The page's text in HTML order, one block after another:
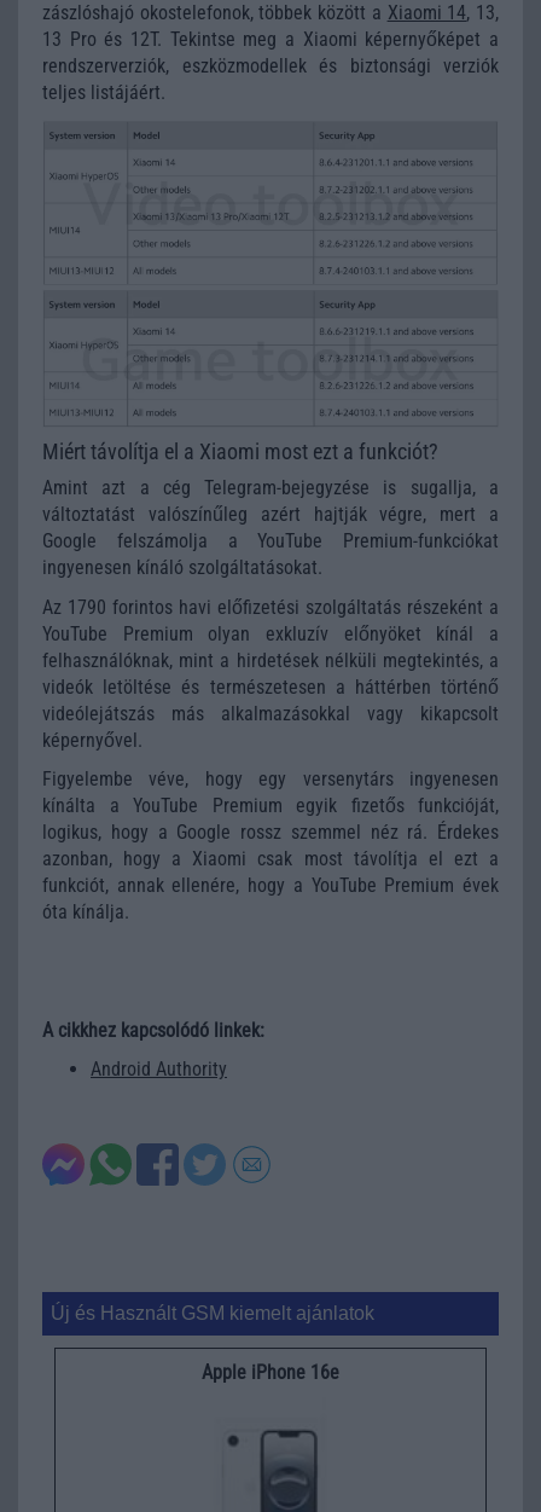
zászlóshajó okostelefonok, többek között a Xiaomi 14, 13,
13 Pro és 12T. Tekintse meg a Xiaomi képernyőképet a
rendszerverziók, eszközmodellek és biztonsági verziók
teljes listájáért.
Miért távolítja el a Xiaomi most ezt a funkciót?
Amint azt a cég Telegram-bejegyzése is sugallja, a
változtatást valószínűleg azért hajtják végre, mert a
Google felszámolja a YouTube Premium-funkciókat
ingyenesen kínáló szolgáltatásokat.
Az 1790 forintos havi előfizetési szolgáltatás részeként a
YouTube Premium olyan exkluzív előnyöket kínál a
felhasználóknak, mint a hirdetések nélküli megtekintés, a
videók letöltése és természetesen a háttérben történő
videólejátszás más alkalmazásokkal vagy kikapcsolt
képernyővel.
Figyelembe véve, hogy egy versenytárs ingyenesen
kínálta a YouTube Premium egyik fizetős funkcióját,
logikus, hogy a Google rossz szemmel néz rá. Érdekes
azonban, hogy a Xiaomi csak most távolítja el ezt a
funkciót, annak ellenére, hogy a YouTube Premium évek
óta kínálja.
A cikkhez kapcsolódó linkek:
Android Authority
Új és Használt GSM kiemelt ajánlatok
Apple iPhone 16e